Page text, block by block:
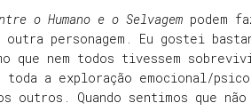
o Humano e o Selvagem podem
outra personagem. Eu gostei
que nem todos tivessem
a exploração emocional/
outros. Quando sentimos que